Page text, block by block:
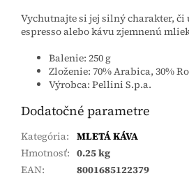
Vychutnajte si jej silný charakter, či
espresso alebo kávu zjemnenú
Balenie: 250 g
Zloženie: 70% Arabica, 30%
Výrobca: Pellini S.p.a.
Dodatočné parametre
Kategória: MLETÁ KÁVA
Hmotnosť: 0.25 kg
EAN: 8001685122379